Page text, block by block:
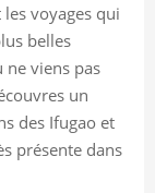
voyages qui
belles
ne viens pas
un
des Ifugao et
présente dans